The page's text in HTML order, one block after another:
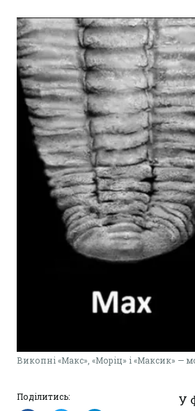
Викопні «Макс», «Моріц» і «Максик» —
Поділитись:
У